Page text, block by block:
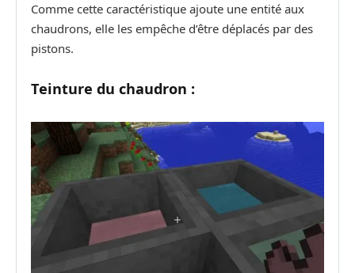
Comme cette caractéristique ajoute une entité aux
chaudrons, elle les empêche d’être déplacés par des
pistons.
Teinture du chaudron :